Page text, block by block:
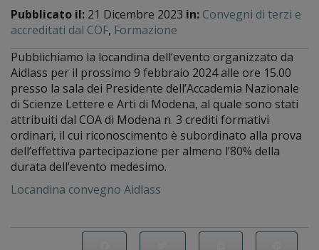
Pubblicato il: 21 Dicembre 2023 in: Convegni di terzi e
accreditati dal COF, Formazione
Pubblichiamo la locandina dell’evento organizzato da
Aidlass per il prossimo 9 febbraio 2024 alle ore 15.00
presso la sala dei Presidente dell’Accademia Nazionale
di Scienze Lettere e Arti di Modena, al quale sono stati
attribuiti dal COA di Modena n. 3 crediti formativi
ordinari, il cui riconoscimento è subordinato alla prova
dell’effettiva partecipazione per almeno l’80% della
durata dell’evento medesimo.
Locandina convegno Aidlass